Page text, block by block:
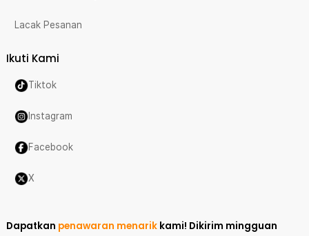
Lacak Pesanan
Ikuti Kami
Tiktok
Instagram
Facebook
X
Dapatkan penawaran menarik kami! Dikirim mingguan